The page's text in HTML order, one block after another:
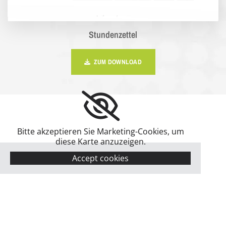
Stundenzettel
ZUM DOWNLOAD
Bitte akzeptieren Sie Marketing-Cookies, um
diese Karte anzuzeigen.
Accept cookies